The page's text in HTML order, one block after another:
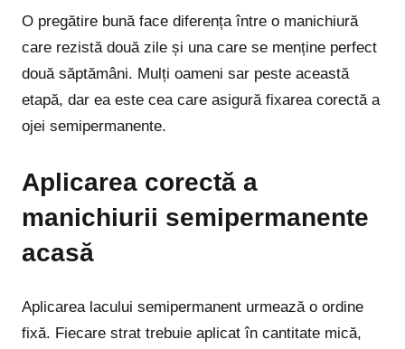
O pregătire bună face diferența între o manichiură
care rezistă două zile și una care se menține perfect
două săptămâni. Mulți oameni sar peste această
etapă, dar ea este cea care asigură fixarea corectă a
ojei semipermanente.
Aplicarea corectă a
manichiurii semipermanente
acasă
Aplicarea lacului semipermanent urmează o ordine
fixă. Fiecare strat trebuie aplicat în cantitate mică,